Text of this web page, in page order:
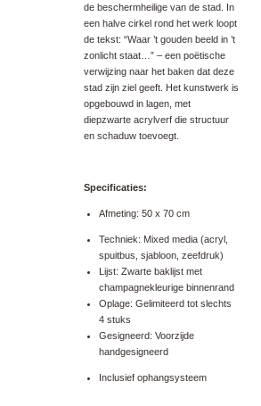
de beschermheilige van de stad. In
een halve cirkel rond het werk loopt
de tekst: “Waar ’t gouden beeld in ’t
zonlicht staat…” – een poëtische
verwijzing naar het baken dat deze
stad zijn ziel geeft. Het kunstwerk is
opgebouwd in lagen, met
diepzwarte acrylverf die structuur
en schaduw toevoegt.
Specificaties:
Afmeting: 50 x 70 cm
Techniek: Mixed media (acryl,
spuitbus, sjabloon, zeefdruk)
Lijst: Zwarte baklijst met
champagnekleurige binnenrand
Oplage: Gelimiteerd tot slechts
4 stuks
Gesigneerd: Voorzijde
handgesigneerd
Inclusief ophangsysteem